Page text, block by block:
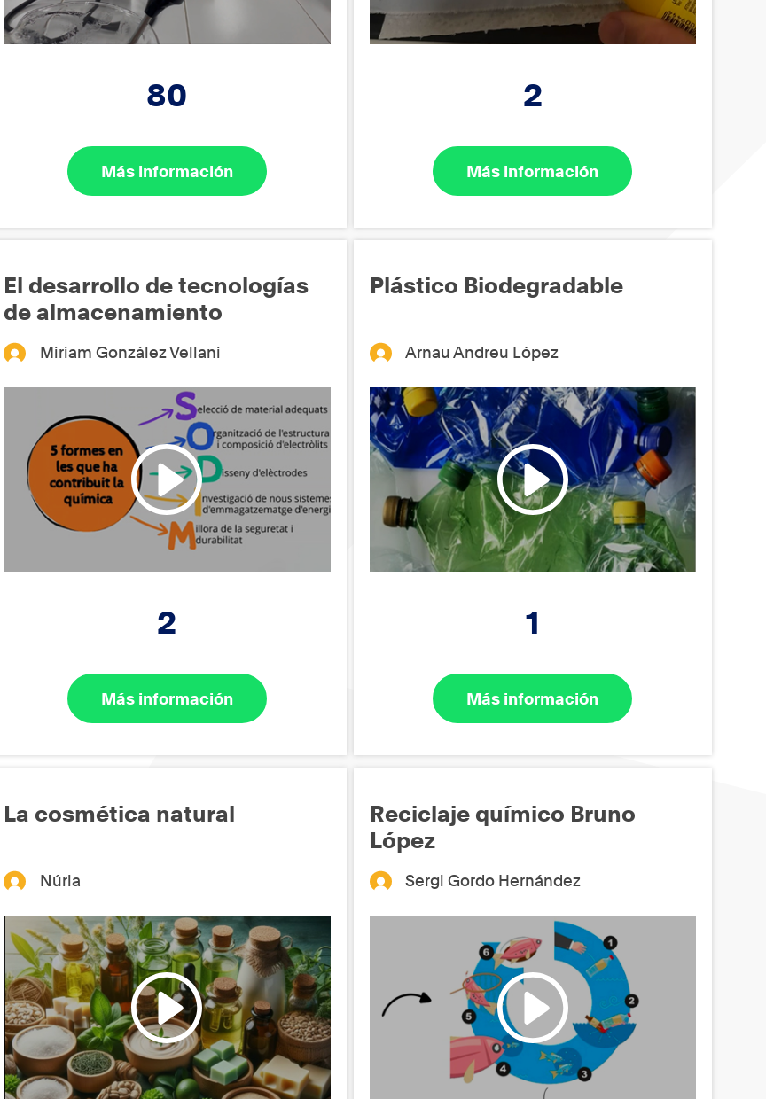
80
Más información
2
Más información
El desarrollo de tecnologías
de almacenamiento
Miriam González Vellani
2
Más información
Plástico Biodegradable
Arnau Andreu López
1
Más información
La cosmética natural
Núria
Reciclaje químico Bruno
López
Sergi Gordo Hernández